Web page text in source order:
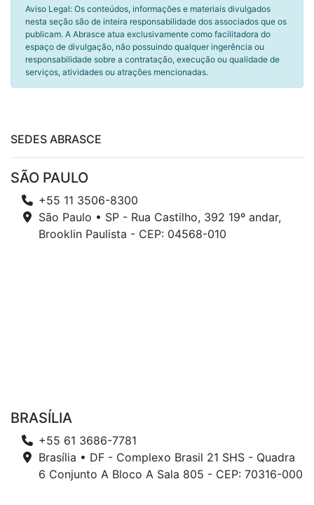
Aviso Legal: Os conteúdos, informações e materiais divulgados
nesta seção são de inteira responsabilidade dos associados que os
publicam. A Abrasce atua exclusivamente como facilitadora do
espaço de divulgação, não possuindo qualquer ingerência ou
responsabilidade sobre a contratação, execução ou qualidade de
serviços, atividades ou atrações mencionadas.
SEDES ABRASCE
SÃO PAULO
+55 11 3506-8300
São Paulo • SP - Rua Castilho, 392 19º andar,
Brooklin Paulista - CEP: 04568-010
BRASÍLIA
+55 61 3686-7781
Brasília • DF - Complexo Brasil 21 SHS - Quadra
6 Conjunto A Bloco A Sala 805 - CEP: 70316-000